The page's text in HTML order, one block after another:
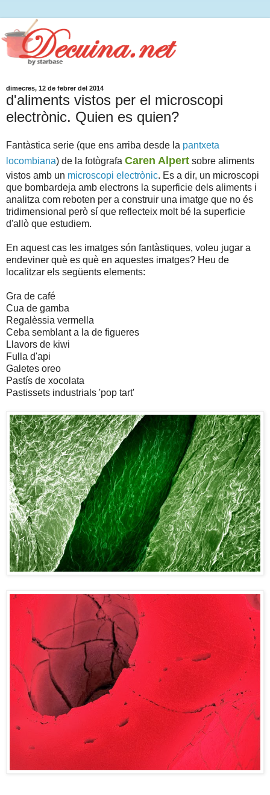
dimecres, 12 de febrer del 2014
d'aliments vistos per el microscopi
electrònic. Quien es quien?
Fantàstica serie (que ens arriba desde la pantxeta
locombiana) de la fotògrafa Caren Alpert sobre aliments
vistos amb un microscopi electrònic. Es a dir, un microscopi
que bombardeja amb electrons la superficie dels aliments i
analitza com reboten per a construir una imatge que no és
tridimensional però sí que reflecteix molt bé la superficie
d'allò que estudiem.
En aquest cas les imatges són fantàstiques, voleu jugar a
endeviner què es què en aquestes imatges? Heu de
localitzar els següents elements:
Gra de café
Cua de gamba
Regalèssia vermella
Ceba semblant a la de figueres
Llavors de kiwi
Fulla d'api
Galetes oreo
Pastís de xocolata
Pastissets industrials 'pop tart'